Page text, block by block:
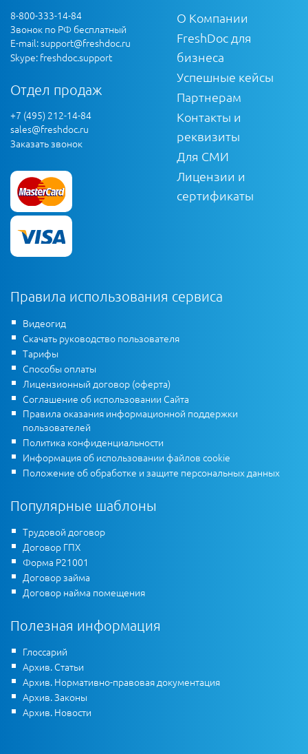
8-800-333-14-84
Звонок по РФ бесплатный
E-mail:support@freshdoc.ru
Skype: freshdoc.support
Отдел продаж
+7 (495) 212-14-84
sales@freshdoc.ru
Заказать звонок
О Компании
FreshDoc для
бизнеса
Успешные кейсы
Партнерам
Контакты и
реквизиты
Для СМИ
Лицензии и
сертификаты
Правила использования сервиса
Видеогид
Скачать руководство пользователя
Тарифы
Способы оплаты
Лицензионный договор (оферта)
Соглашение об использовании Сайта
Правила оказания информационной поддержки
пользователей
Политика конфиденциальности
Информация об использовании файлов cookie
Положение об обработке и защите персональных данных
Популярные шаблоны
Трудовой договор
Договор ГПХ
Форма Р21001
Договор займа
Договор найма помещения
Полезная информация
Глоссарий
Архив. Статьи
Архив. Нормативно-правовая документация
Архив. Законы
Архив. Новости